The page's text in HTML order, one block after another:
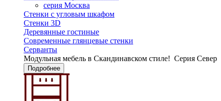
серия Москва
Стенки с угловым шкафом
Стенки 3D
Деревянные гостиные
Современные глянцевые стенки
Серванты
Модульная мебель в Скандинавском стиле! Серия Север
Подробнее